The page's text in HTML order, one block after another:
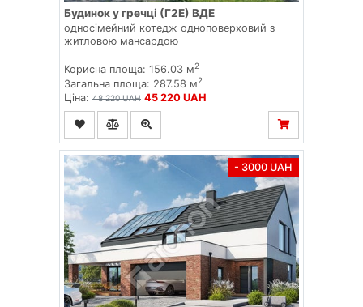
Будинок у гречці (Г2E) ВДЕ
односімейний котедж одноповерховий з
житловою мансардою
Корисна площа: 156.03 м2
Загальна площа: 287.58 м2
Ціна: 48 220 UAH 45 220 UAH
- 3000 UAH